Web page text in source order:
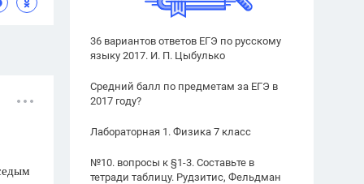
36 вариантов ответов ЕГЭ по русскому
языку 2017. И. П. Цыбулько
Средний балл по предметам за ЕГЭ в
2017 году?
Лабораторная 1. Физика 7 класс
№10. вопросы к §1-3. Составьте в
тетради таблицу. Рудзитис, Фельдман